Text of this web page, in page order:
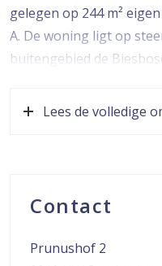
gelegen op 244 m²
A. De woning ligt op
buitengebied de
zoals winkelcentrum de
* Entree met
Lees de volledige
Contact
Prunushof 2